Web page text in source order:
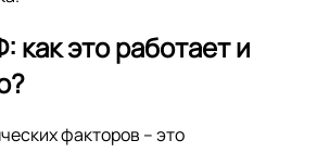
как это работает и
факторов – это